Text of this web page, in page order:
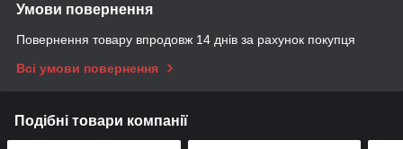
Умови повернення
Повернення товару впродовж 14 днів за рахунок покупця
Всі умови повернення
Подібні товари компанії